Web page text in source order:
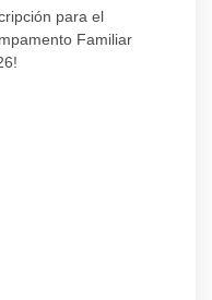
para el
Familiar